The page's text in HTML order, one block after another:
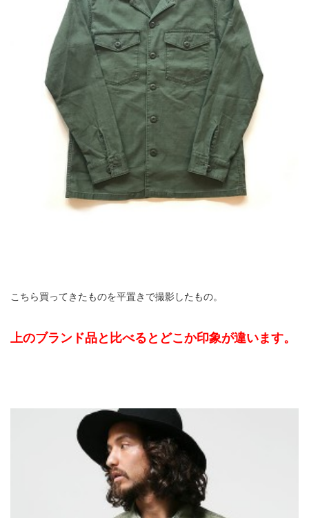
こちら買ってきたものを平置きで撮影したもの。
上のブランド品と比べるとどこか印象が違います。